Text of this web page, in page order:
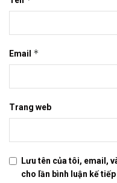
Email *
Trang web
Lưu tên của tôi, email,
cho lần bình luận kế